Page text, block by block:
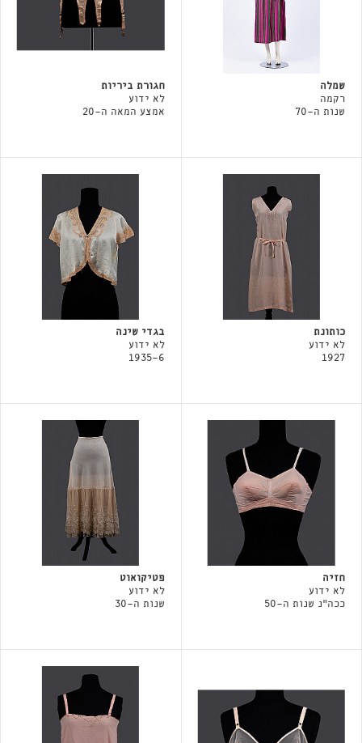
שמלה
רקמה
שנות ה-70
חגורת ביריות
לא ידוע
אמצע המאה ה-20
כותונת
לא ידוע
1927
בגדי שינה
לא ידוע
1935-6
חזיה
לא ידוע
ככה"נ שנות ה-50
פטיקואוט
לא ידוע
שנות ה-30